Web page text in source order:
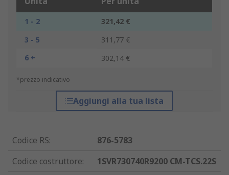
1 - 2
321,42 €
3 - 5
311,77 €
6 +
302,14 €
*prezzo indicativo
Aggiungi alla tua lista
Codice RS:
876-5783
Codice costruttore:
1SVR730740R9200 CM-TCS.22S